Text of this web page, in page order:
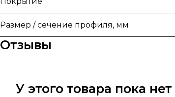
Размер / сечение профиля, мм
Отзывы
У этого товара пока